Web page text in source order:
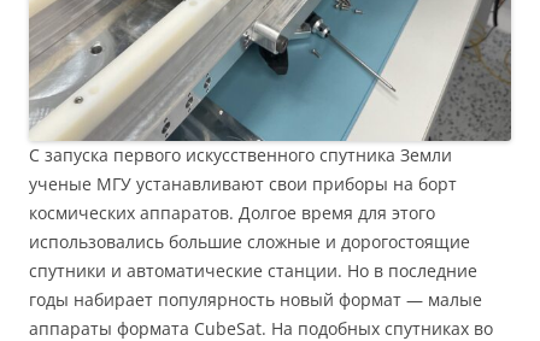
С запуска первого искусственного спутника Земли
ученые МГУ устанавливают свои приборы на борт
космических аппаратов. Долгое время для этого
использовались большие сложные и дорогостоящие
спутники и автоматические станции. Но в последние
годы набирает популярность новый формат — малые
аппараты формата CubeSat. На подобных спутниках во